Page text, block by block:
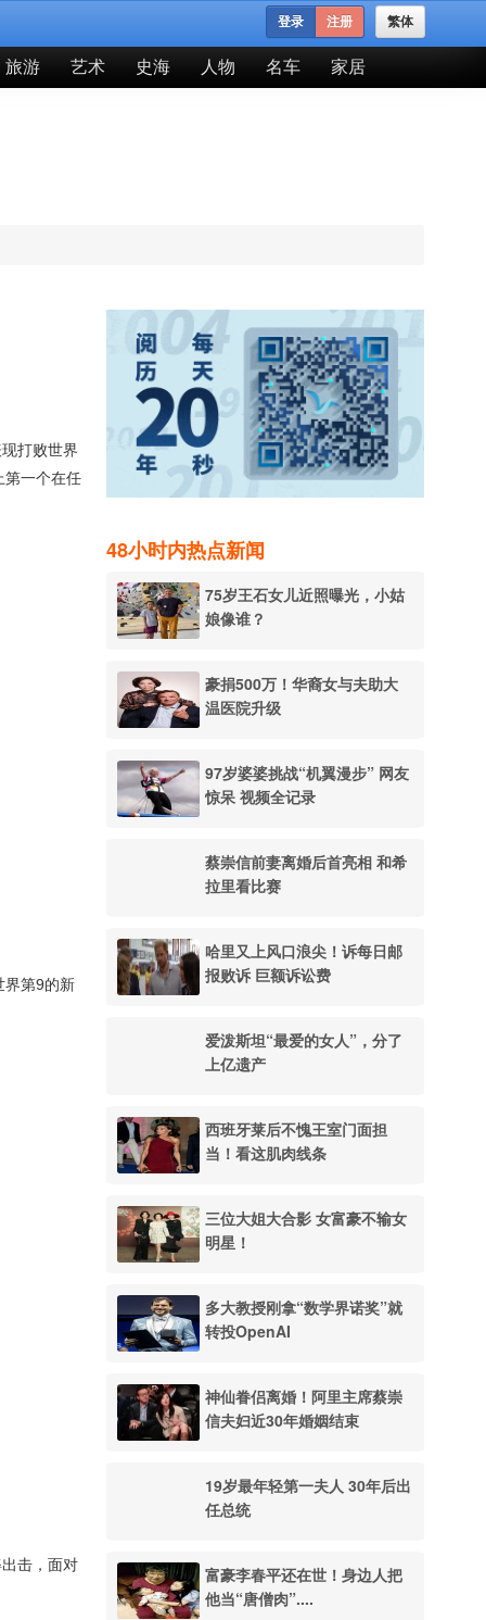
繁体
登录 注册
旅游 艺术 史海 人物 名车 家居
打败世界
一个在任
界第9的新
击，面对
48小时内热点新闻
75岁王石女儿近照曝光，小姑
娘像谁？
豪捐500万！华裔女与夫助大
温医院升级
97岁婆婆挑战“机翼漫步” 网友
惊呆 视频全记录
蔡崇信前妻离婚后首亮相 和希
拉里看比赛
哈里又上风口浪尖！诉每日邮
报败诉 巨额诉讼费
爱泼斯坦“最爱的女人”，分了
上亿遗产
西班牙莱后不愧王室门面担
当！看这肌肉线条
三位大姐大合影 女富豪不输女
明星！
多大教授刚拿“数学界诺奖”就
转投OpenAI
神仙眷侣离婚！阿里主席蔡崇
信夫妇近30年婚姻结束
19岁最年轻第一夫人 30年后出
任总统
富豪李春平还在世！身边人把
他当“唐僧肉”....